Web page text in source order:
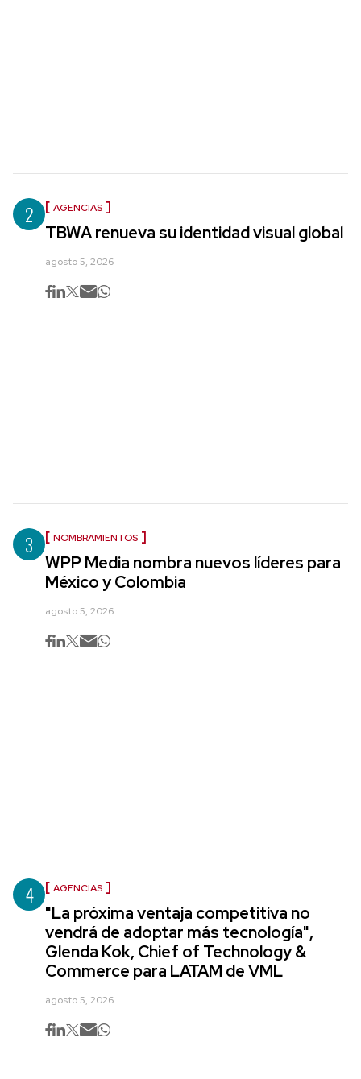
2 AGENCIAS
TBWA renueva su identidad visual global
agosto 5, 2026
3 NOMBRAMIENTOS
WPP Media nombra nuevos líderes para
México y Colombia
agosto 5, 2026
4 AGENCIAS
"La próxima ventaja competitiva no
vendrá de adoptar más tecnología",
Glenda Kok, Chief of Technology &
Commerce para LATAM de VML
agosto 5, 2026